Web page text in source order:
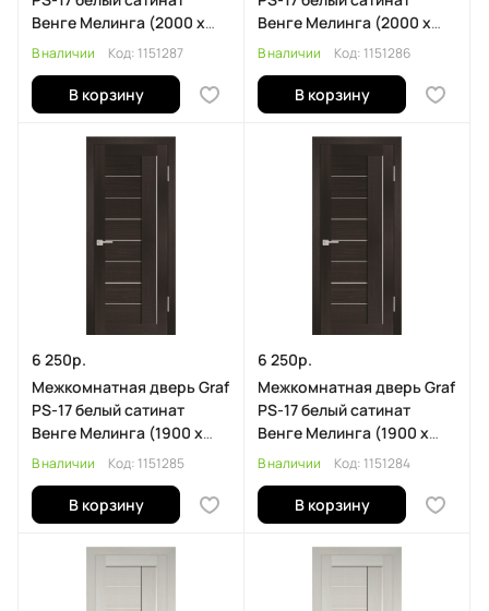
Венге Мелинга (2000 х
700)
В наличии Код: 1151287
В корзину
Венге Мелинга (2000 х
600)
В наличии Код: 1151286
В корзину
6 250р.
Межкомнатная дверь Graf
PS-17 белый сатинат
Венге Мелинга (1900 х
600)
В наличии Код: 1151285
В корзину
6 250р.
Межкомнатная дверь Graf
PS-17 белый сатинат
Венге Мелинга (1900 х
550)
В наличии Код: 1151284
В корзину